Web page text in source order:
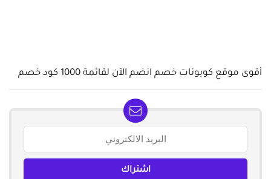
أقوى موقع كوبونات خصم انضم الآن لقائمة 1000 كود خصم